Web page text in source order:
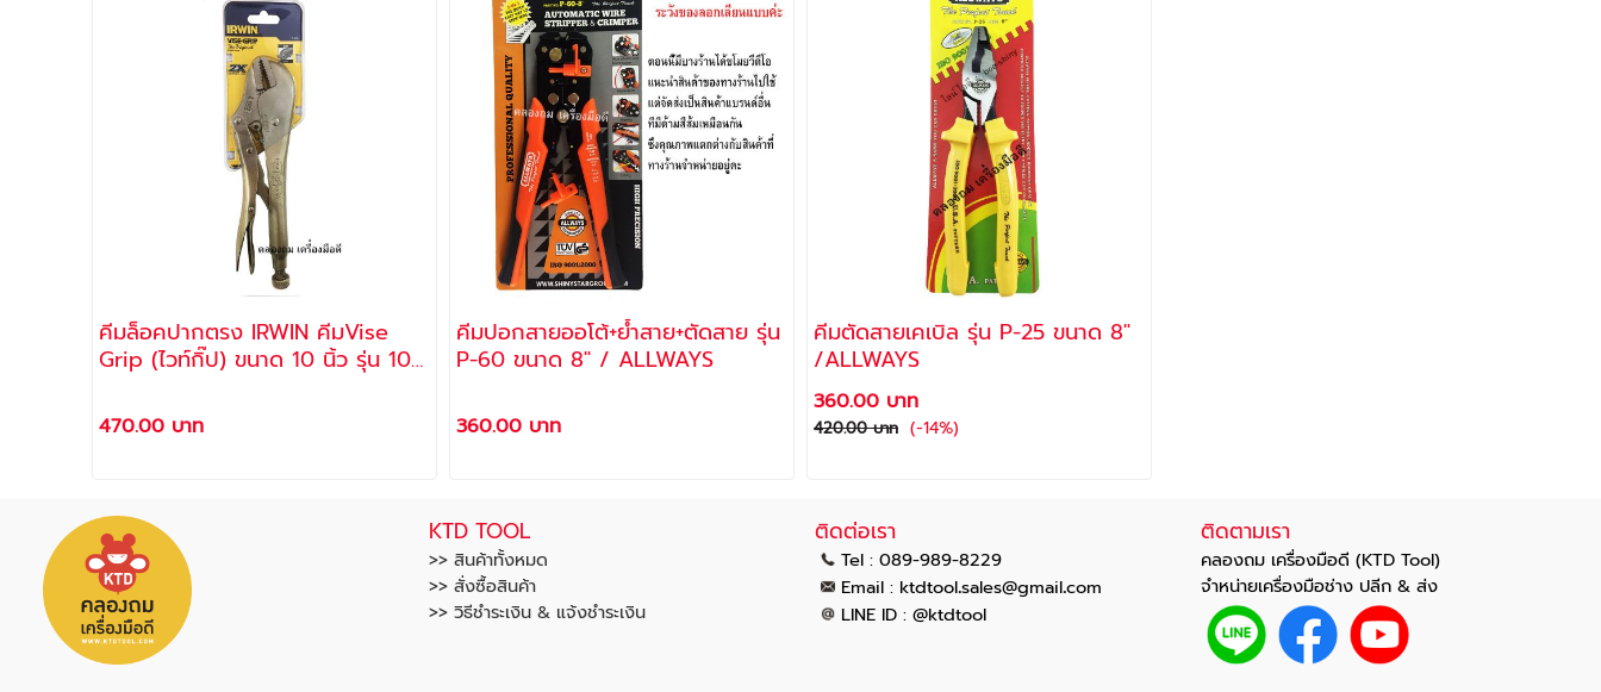
คีมล็อคปากตรง IRWIN คีมVise
Grip (ไวท์กิ๊ป) ขนาด 10 นิ้ว รุ่น 10R
470.00 บาท
คีมปอกสายออโต้+ย้ำสาย+ตัดสาย รุ่น
P-60 ขนาด 8" / ALLWAYS
360.00 บาท
คีมตัดสายเคเบิล รุ่น P-25 ขนาด 8"
/ALLWAYS
360.00 บาท
420.00 บาท (-14%)
KTD TOOL
>> สินค้าทั้งหมด
>> สั่งซื้อสินค้า
>> วิธีชำระเงิน & แจ้งชำระเงิน
ติดต่อเรา
Tel : 089-989-8229
Email : ktdtool.sales@gmail.com
LINE ID : @ktdtool
ติดตามเรา
คลองถม เครื่องมือดี (KTD Tool)
จำหน่ายเครื่องมือช่าง ปลีก & ส่ง